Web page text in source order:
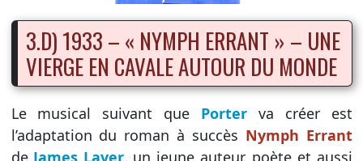
3.D) 1933 – « NYMPH ERRANT » – UNE
VIERGE EN CAVALE AUTOUR DU MONDE
Le musical suivant que Porterva créer est
l’adaptation du roman à succès Nymph Errant
de James Laver, un jeune auteur, poète et aussi